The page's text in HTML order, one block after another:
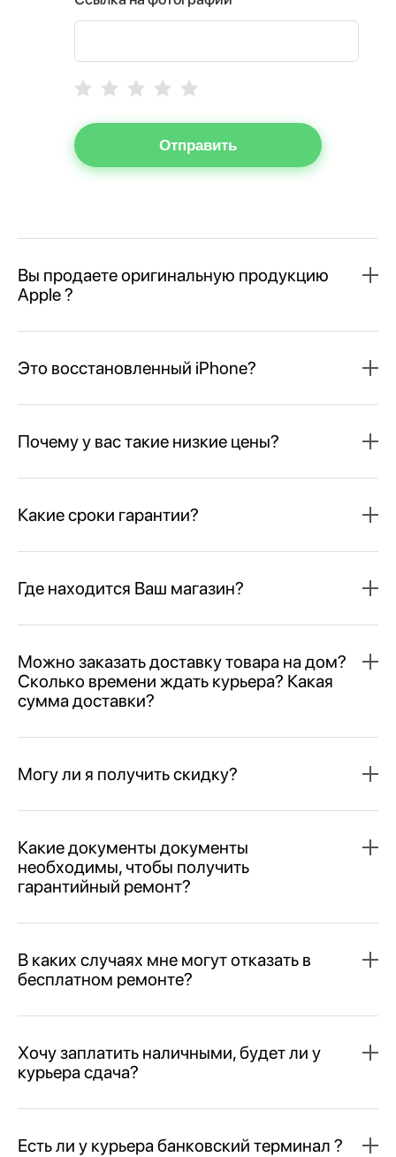
Отправить
Вы продаете оригинальную продукцию
Apple ?
Это восстановленный iPhone?
Почему у вас такие низкие цены?
Какие сроки гарантии?
Где находится Ваш магазин?
Можно заказать доставку товара на дом?
Сколько времени ждать курьера? Какая
сумма доставки?
Могу ли я получить скидку?
Какие документы документы
необходимы, чтобы получить
гарантийный ремонт?
В каких случаях мне могут отказать в
бесплатном ремонте?
Хочу заплатить наличными, будет ли у
курьера сдача?
Есть ли у курьера банковский терминал ?